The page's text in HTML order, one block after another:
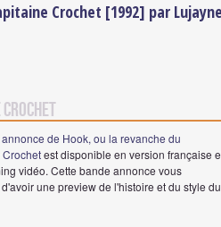
Crochet [1992] par Lujayne
Crochet
de Hook, ou la revanche du
est disponible en version française
vidéo. Cette bande annonce vous
une preview de l'histoire et du style du